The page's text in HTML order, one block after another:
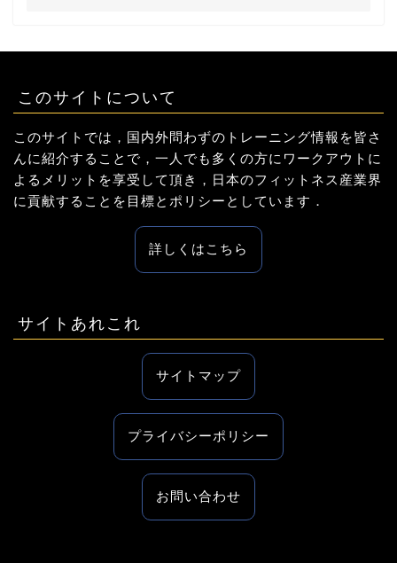
このサイトについて
このサイトでは，国内外問わずのトレーニング情報を皆さ
んに紹介することで，一人でも多くの方にワークアウトに
よるメリットを享受して頂き，日本のフィットネス産業界
に貢献することを目標とポリシーとしています．
詳しくはこちら
サイトあれこれ
サイトマップ
プライバシーポリシー
お問い合わせ